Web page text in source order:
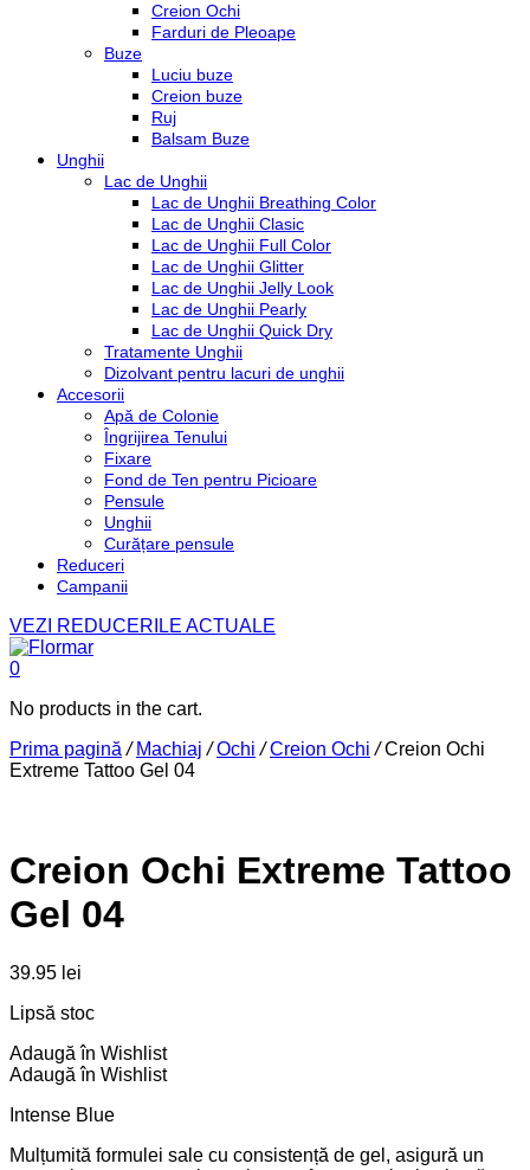
Creion Ochi
Farduri de Pleoape
Buze
Luciu buze
Creion buze
Ruj
Balsam Buze
Unghii
Lac de Unghii
Lac de Unghii Breathing Color
Lac de Unghii Clasic
Lac de Unghii Full Color
Lac de Unghii Glitter
Lac de Unghii Jelly Look
Lac de Unghii Pearly
Lac de Unghii Quick Dry
Tratamente Unghii
Dizolvant pentru lacuri de unghii
Accesorii
Apă de Colonie
Îngrijirea Tenului
Fixare
Fond de Ten pentru Picioare
Pensule
Unghii
Curățare pensule
Reduceri
Campanii
VEZI REDUCERILE ACTUALE
0
No products in the cart.
Prima pagină / Machiaj /Ochi /Creion Ochi /Creion Ochi
Extreme Tattoo Gel 04
Creion Ochi Extreme Tattoo
Gel 04
39.95 lei
Lipsă stoc
Adaugă în Wishlist
Adaugă în Wishlist
Intense Blue
Mulțumită formulei sale cu consistență de gel, asigură un